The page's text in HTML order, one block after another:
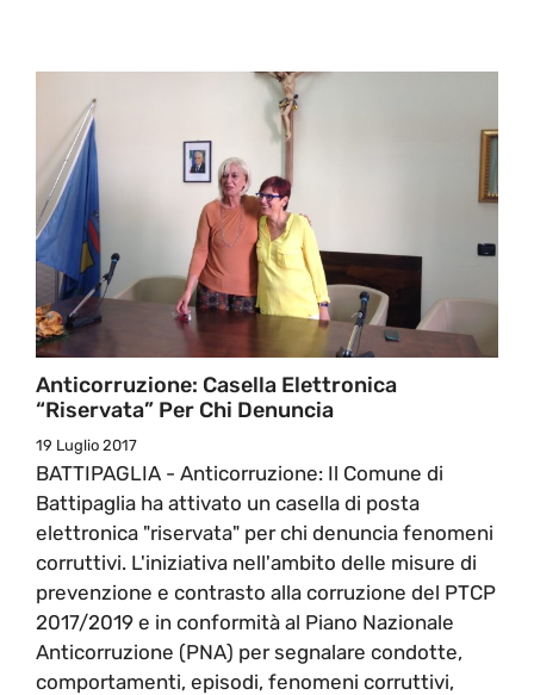
Anticorruzione: Casella Elettronica
“riservata” Per Chi Denuncia
19 Luglio 2017
BATTIPAGLIA - Anticorruzione: Il Comune di
Battipaglia ha attivato un casella di posta
elettronica "riservata" per chi denuncia fenomeni
corruttivi. L'iniziativa nell'ambito delle misure di
prevenzione e contrasto alla corruzione del PTCP
2017/2019 e in conformità al Piano Nazionale
Anticorruzione (PNA) per segnalare condotte,
comportamenti, episodi, fenomeni corruttivi,